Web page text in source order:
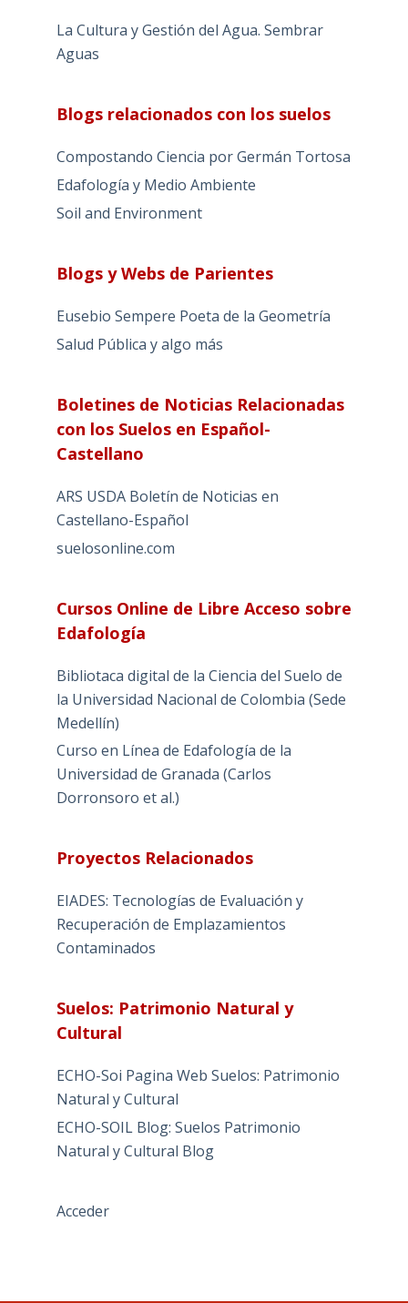
La Cultura y Gestión del Agua. Sembrar
Aguas
Blogs relacionados con los suelos
Compostando Ciencia por Germán Tortosa
Edafología y Medio Ambiente
Soil and Environment
Blogs y Webs de Parientes
Eusebio Sempere Poeta de la Geometría
Salud Pública y algo más
Boletines de Noticias Relacionadas
con los Suelos en Español-
Castellano
ARS USDA Boletín de Noticias en
Castellano-Español
suelosonline.com
Cursos Online de Libre Acceso sobre
Edafología
Bibliotaca digital de la Ciencia del Suelo de
la Universidad Nacional de Colombia (Sede
Medellín)
Curso en Línea de Edafología de la
Universidad de Granada (Carlos
Dorronsoro et al.)
Proyectos Relacionados
EIADES: Tecnologías de Evaluación y
Recuperación de Emplazamientos
Contaminados
Suelos: Patrimonio Natural y
Cultural
ECHO-Soi Pagina Web Suelos: Patrimonio
Natural y Cultural
ECHO-SOIL Blog: Suelos Patrimonio
Natural y Cultural Blog
Acceder